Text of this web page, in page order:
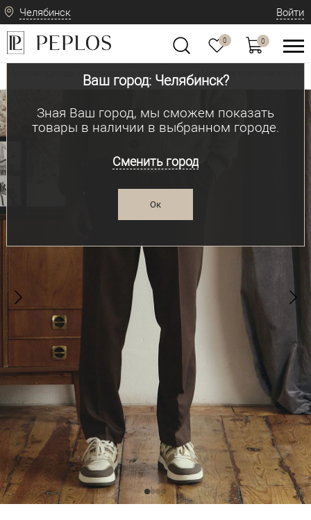
Челябинск
Ваш город: Челябинск?
Зная Ваш город, мы сможем показать
товары в наличии в выбранном городе.
Сменить город
Ок
Войти
0 0
Мужская одежда: классическая и современная Мужские классические